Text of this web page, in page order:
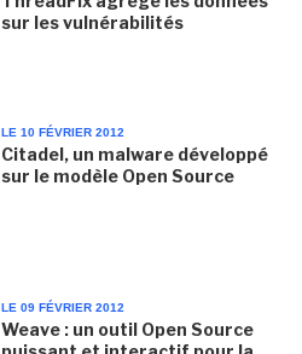
sur les vulnérabilités
LE 10 FÉVRIER 2012
Citadel, un malware développé
sur le modèle Open Source
LE 09 FÉVRIER 2012
Weave : un outil Open Source